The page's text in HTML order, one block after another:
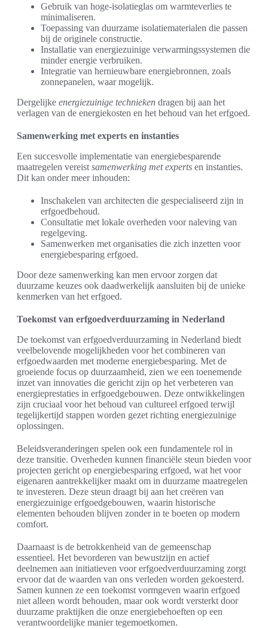
Gebruik van hoge-isolatieglas om warmteverlies te
minimaliseren.
Toepassing van duurzame isolatiematerialen die passen
bij de originele constructie.
Installatie van energiezuinige verwarmingssystemen die
minder energie verbruiken.
Integratie van hernieuwbare energiebronnen, zoals
zonnepanelen, waar mogelijk.
Dergelijke energiezuinige technieken dragen bij aan het
verlagen van de energiekosten en het behoud van het erfgoed.
Samenwerking met experts en instanties
Een succesvolle implementatie van energiebesparende
maatregelen vereist samenwerking met experts en instanties.
Dit kan onder meer inhouden:
Inschakelen van architecten die gespecialiseerd zijn in
erfgoedbehoud.
Consultatie met lokale overheden voor naleving van
regelgeving.
Samenwerken met organisaties die zich inzetten voor
energiebesparing erfgoed.
Door deze samenwerking kan men ervoor zorgen dat
duurzame keuzes ook daadwerkelijk aansluiten bij de unieke
kenmerken van het erfgoed.
Toekomst van erfgoedverduurzaming in Nederland
De toekomst van erfgoedverduurzaming in Nederland biedt
veelbelovende mogelijkheden voor het combineren van
erfgoedwaarden met moderne energiebesparing. Met de
groeiende focus op duurzaamheid, zien we een toenemende
inzet van innovaties die gericht zijn op het verbeteren van
energieprestaties in erfgoedgebouwen. Deze ontwikkelingen
zijn cruciaal voor het behoud van cultureel erfgoed terwijl
tegelijkertijd stappen worden gezet richting energiezuinige
oplossingen.
Beleidsveranderingen spelen ook een fundamentele rol in
deze transitie. Overheden kunnen financiële steun bieden voor
projecten gericht op energiebesparing erfgoed, wat het voor
eigenaren aantrekkelijker maakt om in duurzame maatregelen
te investeren. Deze steun draagt bij aan het creëren van
energiezuinige erfgoedgebouwen, waarin historische
elementen behouden blijven zonder in te boeten op modern
comfort.
Daarnaast is de betrokkenheid van de gemeenschap
essentieel. Het bevorderen van bewustzijn en actief
deelnemen aan initiatieven voor erfgoedverduurzaming zorgt
ervoor dat de waarden van ons verleden worden gekoesterd.
Samen kunnen ze een toekomst vormgeven waarin erfgoed
niet alleen wordt behouden, maar ook wordt versterkt door
duurzame praktijken die onze energiebehoeften op een
verantwoordelijke manier tegemoetkomen.